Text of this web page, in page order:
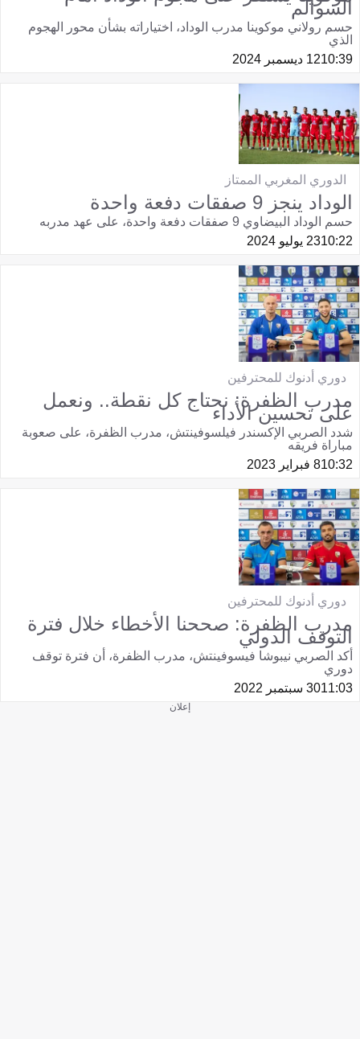
السوالم
حسم رولاني موكوينا مدرب الوداد، اختياراته بشأن محور الهجوم
الذي
10:3912 ديسمبر 2024
الدوري المغربي الممتاز
الوداد ينجز 9 صفقات دفعة واحدة
حسم الوداد البيضاوي 9 صفقات دفعة واحدة، على عهد مدربه
10:2223 يوليو 2024
دوري أدنوك للمحترفين
مدرب الظفرة: نحتاج كل نقطة.. ونعمل
على تحسين الأداء
شدد الصربي الإكسندر فيلسوفينتش، مدرب الظفرة، على صعوبة
مباراة فريقه
10:328 فبراير 2023
دوري أدنوك للمحترفين
مدرب الظفرة: صححنا الأخطاء خلال فترة
التوقف الدولي
أكد الصربي نيبوشا فيسوفينتش، مدرب الظفرة، أن فترة توقف
دوري
11:0330 سبتمبر 2022
إعلان